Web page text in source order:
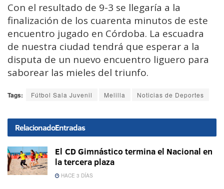
Con el resultado de 9-3 se llegaría a la
finalización de los cuarenta minutos de este
encuentro jugado en Córdoba. La escuadra
de nuestra ciudad tendrá que esperar a la
disputa de un nuevo encuentro liguero para
saborear las mieles del triunfo.
Tags: Fútbol Sala Juvenil Melilla Noticias de Deportes
RelacionadoEntradas
El CD Gimnástico termina el Nacional en
la tercera plaza
HACE 3 DÍAS